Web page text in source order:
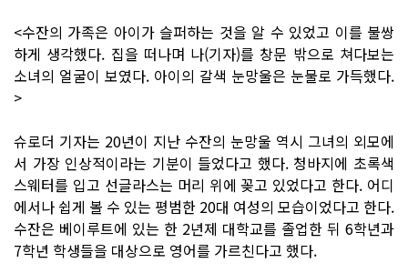
<수잔의 가족은 아이가 슬퍼하는 것을 알 수 있었고 이를 불쌍
하게 생각했다. 집을 떠나며 나(기자)를 창문 밖으로 쳐다보는
소녀의 얼굴이 보였다. 아이의 갈색 눈망울은 눈물로 가득했다.
>
슈로더 기자는 20년이 지난 수잔의 눈망울 역시 그녀의 외모에
서 가장 인상적이라는 기분이 들었다고 했다. 청바지에 초록색
스웨터를 입고 선글라스는 머리 위에 꽂고 있었다고 한다. 어디
에서나 쉽게 볼 수 있는 평범한 20대 여성의 모습이었다고 한다.
수잔은 베이루트에 있는 한 2년제 대학교를 졸업한 뒤 6학년과
7학년 학생들을 대상으로 영어를 가르친다고 했다.